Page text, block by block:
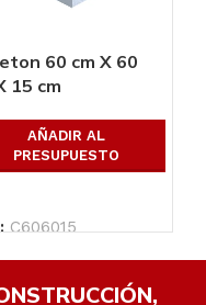
60 cm X 60
15 cm
AÑADIR AL
PRESUPUESTO
C606015